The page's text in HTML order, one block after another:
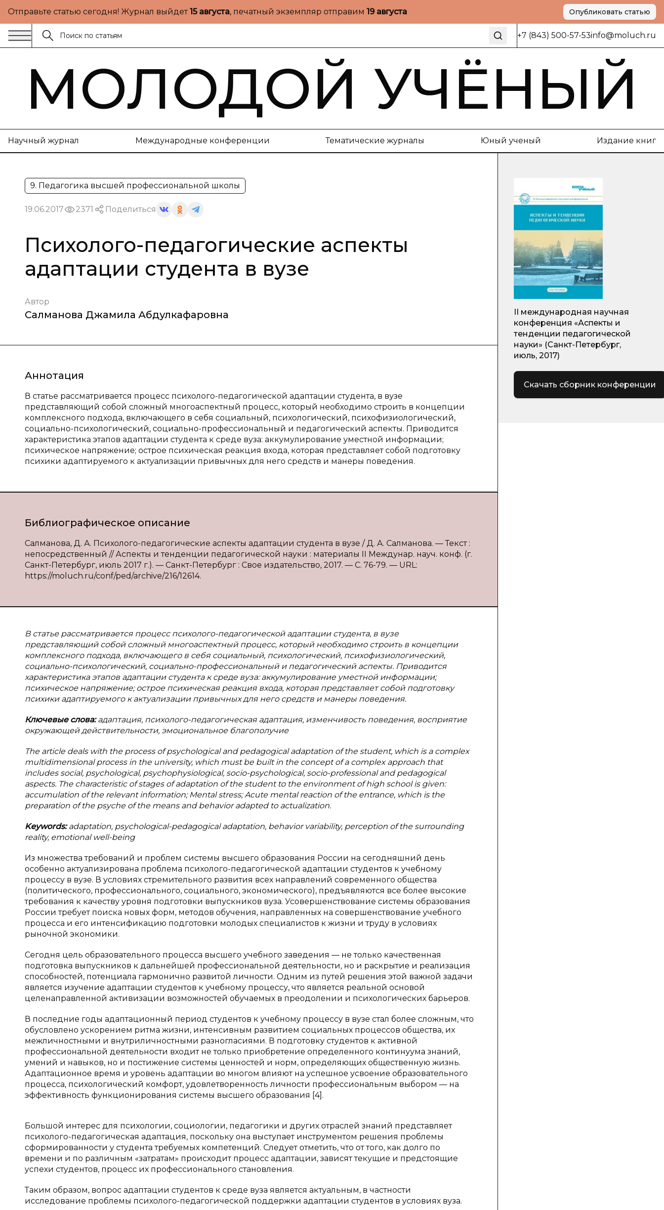
Отправьте статью сегодня! Журнал выйдет15 августа, печатный экземпляр отправим 19 августа Опубликовать статью
+7 (843) 500-57-53info@moluch.ru
МОЛОДОЙ УЧЁНЫЙ
Научный журнал Международные конференции Тематические журналы Юный ученый Издание книг
9. Педагогика высшей профессиональной школы
19.06.2017 2371 Поделиться
Психолого-педагогические аспекты
адаптации студента в вузе
Автор
Салманова Джамила Абдулкафаровна
Аннотация
В статье рассматривается процесс психолого-педагогической адаптации студента, в вузе
представляющий собой сложный многоаспектный процесс, который необходимо строить в концепции
комплексного подхода, включающего в себя социальный, психологический, психофизиологический,
социально-психологический, социально-профессиональный и педагогический аспекты. Приводится
характеристика этапов адаптации студента к среде вуза: аккумулирование уместной информации;
психическое напряжение; острое психическая реакция входа, которая представляет собой подготовку
психики адаптируемого к актуализации привычных для него средств и манеры поведения.
Библиографическое описание
Салманова, Д. А. Психолого-педагогические аспекты адаптации студента в вузе / Д. А. Салманова. — Текст :
непосредственный // Аспекты и тенденции педагогической науки : материалы II Междунар. науч. конф. (г.
Санкт-Петербург, июль 2017 г.). — Санкт-Петербург : Свое издательство, 2017. — С. 76-79. — URL:
https://moluch.ru/conf/ped/archive/216/12614.
В статье рассматривается процесс психолого-педагогической адаптации студента, в вузе
представляющий собой сложный многоаспектный процесс, который необходимо строить в концепции
комплексного подхода, включающего в себя социальный, психологический, психофизиологический,
социально-психологический, социально-профессиональный и педагогический аспекты. Приводится
характеристика этапов адаптации студента к среде вуза: аккумулирование уместной информации;
психическое напряжение; острое психическая реакция входа, которая представляет собой подготовку
психики адаптируемого к актуализации привычных для него средств и манеры поведения.
Ключевые слова:адаптация, психолого-педагогическая адаптация, изменчивость поведения, восприятие
окружающей действительности, эмоциональное благополучие
The article deals with the process of psychological and pedagogical adaptation of the student, which is a complex
multidimensional process in the university, which must be built in the concept of a complex approach that
includes social, psychological, psychophysiological, socio-psychological, socio-professional and pedagogical
aspects. The characteristic of stages of adaptation of the student to the environment of high school is given:
accumulation of the relevant information; Mental stress; Acute mental reaction of the entrance, which is the
preparation of the psyche of the means and behavior adapted to actualization.
Keywords:adaptation, psychological-pedagogical adaptation, behavior variability, perception of the surrounding
reality, emotional well-being
Из множества требований и проблем системы высшего образования России на сегодняшний день
особенно актуализирована проблема психолого-педагогической адаптации студентов к учебному
процессу в вузе. В условиях стремительного развития всех направлений современного общества
(политического, профессионального, социального, экономического), предъявляются все более высокие
требования к качеству уровня подготовки выпускников вуза. Усовершенствование системы образования
России требует поиска новых форм, методов обучения, направленных на совершенствование учебного
процесса и его интенсификацию подготовки молодых специалистов к жизни и труду в условиях
рыночной экономики.
Сегодня цель образовательного процесса высшего учебного заведения — не только качественная
подготовка выпускников к дальнейшей профессиональной деятельности, но и раскрытие и реализация
способностей, потенциала гармонично развитой личности. Одним из путей решения этой важной задачи
является изучение адаптации студентов к учебному процессу, что является реальной основой
целенаправленной активизации возможностей обучаемых в преодолении и психологических барьеров.
В последние годы адаптационный период студентов к учебному процессу в вузе стал более сложным, что
обусловлено ускорением ритма жизни, интенсивным развитием социальных процессов общества, их
межличностными и внутриличностными разногласиями. В подготовку студентов к активной
профессиональной деятельности входит не только приобретение определенного континуума знаний,
умений и навыков, но и постижение системы ценностей и норм, определяющих общественную жизнь.
Адаптационное время и уровень адаптации во многом влияют на успешное усвоение образовательного
процесса, психологический комфорт, удовлетворенность личности профессиональным выбором — на
эффективность функционирования системы высшего образования [4].
Большой интерес для психологии, социологии, педагогики и других отраслей знаний представляет
психолого-педагогическая адаптация, поскольку она выступает инструментом решения проблемы
сформированности у студента требуемых компетенций. Следует отметить, что от того, как долго по
времени и по различным «затратам» происходит процесс адаптации, зависят текущие и предстоящие
успехи студентов, процесс их профессионального становления.
Таким образом, вопрос адаптации студентов к среде вуза является актуальным, в частности
исследование проблемы психолого-педагогической поддержки адаптации студентов в условиях вуза.
II международная научная
конференция «Аспекты и
тенденции педагогической
науки» (Санкт-Петербург,
июль, 2017)
Скачать сборник конференции